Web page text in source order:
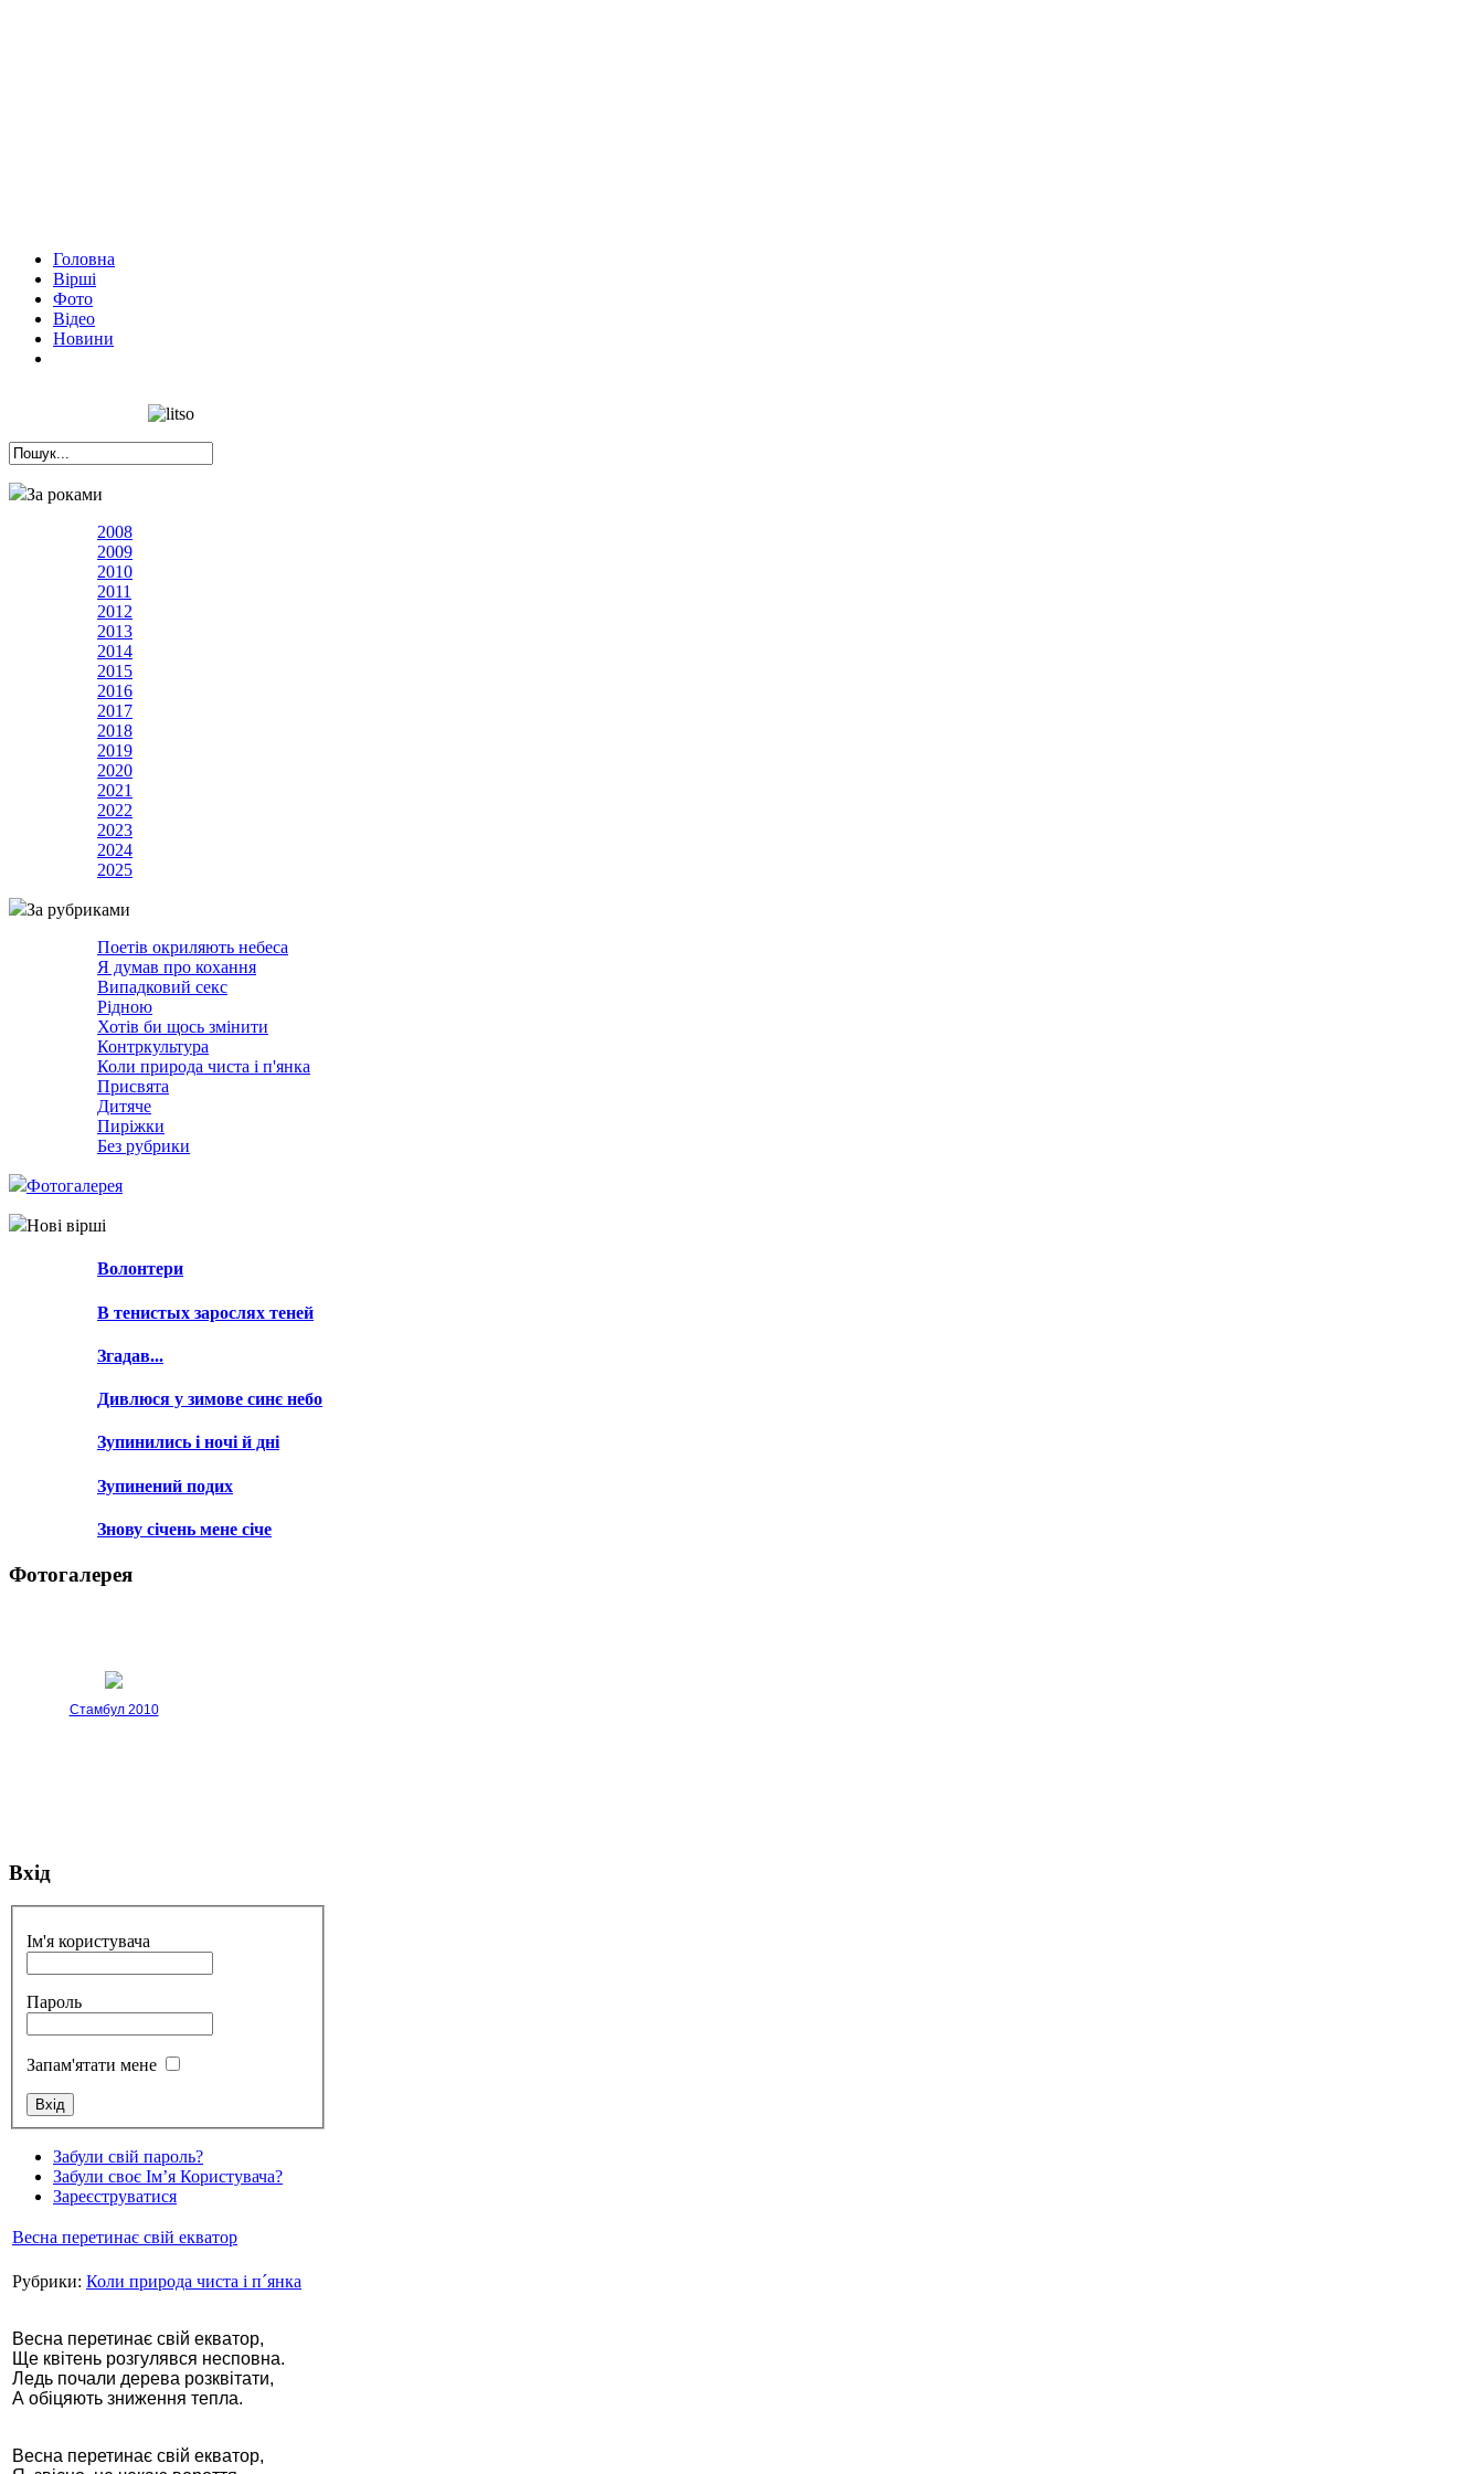
Головна
Вірші
Фото
Відео
Новини
За роками
2008
2009
2010
2011
2012
2013
2014
2015
2016
2017
2018
2019
2020
2021
2022
2023
2024
2025
За рубриками
Поетів окриляють небеса
Я думав про кохання
Випадковий секс
Рідною
Хотів би щось змінити
Контркультура
Коли природа чиста і п'янка
Присвята
Дитяче
Пиріжки
Без рубрики
Фотогалерея
Нові вірші
Волонтери
В тенистых зарослях теней
Згадав...
Дивлюся у зимове синє небо
Зупинились і ночі й дні
Зупинений подих
Знову січень мене січе
Фотогалерея
Стамбул 2010
Стамбул 2010
Стамбул 2010
Вхід
Ім'я користувача
Пароль
Запам'ятати мене
Забули свій пароль?
Забули своє Ім’я Користувача?
Зареєструватися
Весна перетинає свій екватор
Рубрики: Коли природа чиста і п´янка
Весна перетинає свій екватор,
Ще квітень розгулявся несповна.
Ледь почали дерева розквітати,
А обіцяють зниження тепла.
Весна перетинає свій екватор,